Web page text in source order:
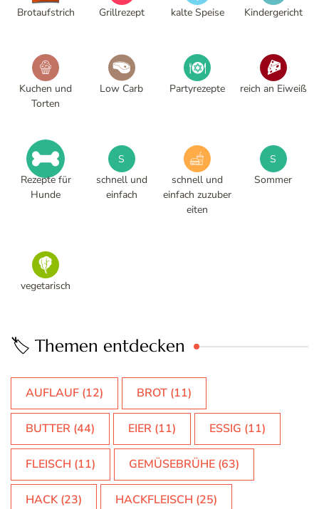
Brotaufstrich Grillrezept kalte Speise Kindergericht
Kuchen und
Torten
Low Carb Partyrezepte reich an Eiweiß
Rezepte für
Hunde
S
schnell und
einfach
schnell und
einfach zuzuber
eiten
S
Sommer
vegetarisch
🏷️ Themen entdecken
AUFLAUF (12) BROT (11)
BUTTER (44) EIER (11) ESSIG (11)
FLEISCH (11) GEMÜSEBRÜHE (63)
HACK(23) HACKFLEISCH (25)